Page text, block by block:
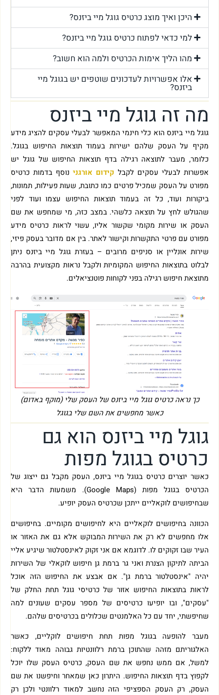
היכן ואיך מוצג כרטיס גוגל מיי ביזנס?
למי כדאי לפתוח כרטיס גוגל מיי ביזנס?
מהו הליך אימות הכרטיס ולמה הוא חשוב?
אלו אפשרויות לעדכונים שוטפים יש בגוגל מיי
ביזנס?
מה זה גוגל מיי ביזנס
גוגל מיי ביזנס הוא כלי חינמי המאפשר לבעלי עסקים להציג מידע
מקיף על העסק שלהם ישירות בעמוד תוצאות החיפוש בגוגל.
כלומר, מעבר לתוצאה רגילה בדף תוצאות החיפוש של גוגל יש
אפשרות לבעלי עסקים לקבל קידום אורגנינוסף בדמות כרטיס
מפורט על העסק שמכיל פרטים כמו כתובת, שעות פעילות, תמונות,
ביקורות ועוד, כל זה בעמוד תוצאות החיפוש עצמו ועוד לפני
שהגולש לחץ על תוצאה כלשהי. במצב כזה, מי שמחפש את שם
העסק או שירות מקומי שקשור אליו, עשוי לראות כרטיס מידע
מפורט עם פרטי התקשרות וקישור לאתר. בין אם מדובר בעסק פיזי,
שירות אונליין או סניפים מרובים – בעזרת גוגל מיי ביזנס ניתן
לבלוט בתוצאות החיפוש המקומיות ולקבל נראות מקצועית בהרבה
מתוצאת חיפוש רגילה בפני לקוחות פוטנציאלים.
כך נראה כרטיס גוגל מיי ביזנס של העסק שלי (מוקף באדום)
כאשר מחפשים את השם שלי בגוגל
גוגל מיי ביזנס הוא גם
כרטיס בגוגל מפות
כאשר יוצרים כרטיס בגוגל מיי ביזנס, העסק מקבל גם ייצוג של
הכרטיס בגוגל מפות (Google Maps). משמעות הדבר היא
שבחיפושים לוקאליים ייתכן שכרטיס העסק יופיע.
הכוונה בחיפושים לוקאליים היא לחיפושים מקומיים. בחיפושים
אלו מחפשים לא רק את השירות המבוקש אלא גם את האזור או
העיר שבו זקוקים לו. לדוגמא אם אני זקוק לאינסטלטור שיגיע אליי
הביתה לתיקון הצנרת ואני גר ברמת גן חיפוש לוקאלי של השירות
יהיה "אינסטלטור ברמת גן". אם אבצע את החיפוש הזה אוכל
לראות בתוצאות החיפוש אזור של כרטיסי גוגל תחת החלק של
"עסקים", ובו יופיעו כרטיסים של מספר עסקים שעונים למה
שחיפשתי, יחד עם כל האלמנטים שכלולים בכרטיסים שלהם.
מעבר להופעה בגוגל מפות תחת חיפושים לוקליים, כאשר
האלגוריתם מזהה שהתוכן ברמת רלוונטיות גבוהה מאוד ללקוח:
למשל, אם ממש נחפש את שם העסק, כרטיס העסק שלו יוכל
לקפוץ בדף תוצאות החיפוש. היתרון כאן שמאחר וחיפשנו את שם
העסק, רק העסק הספציפי הזה נחשב למאוד רלוונטי ולכן רק